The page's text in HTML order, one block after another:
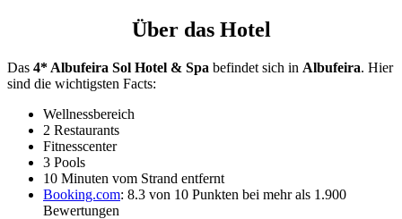
Über das Hotel
Das 4* Albufeira Sol Hotel & Spa befindet sich in Albufeira. Hier
sind die wichtigsten Facts:
Wellnessbereich
2 Restaurants
Fitnesscenter
3 Pools
10 Minuten vom Strand entfernt
Booking.com: 8.3 von 10 Punkten bei mehr als 1.900
Bewertungen